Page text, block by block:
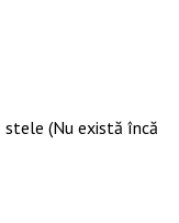
(Nu există încă